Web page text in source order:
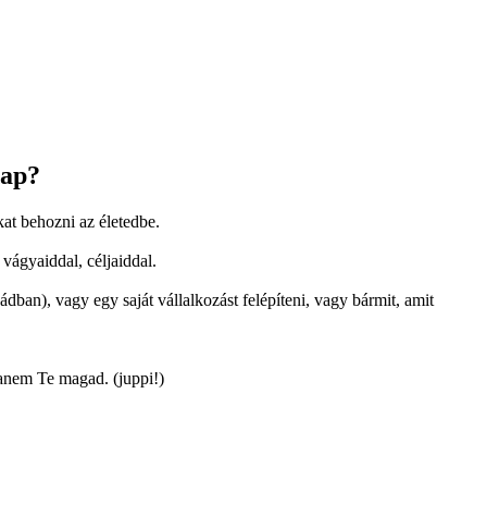
behozni az életedbe.
céljaiddal.
vagy egy saját vállalkozást felépíteni, vagy bármit, amit
Te magad. (juppi!)